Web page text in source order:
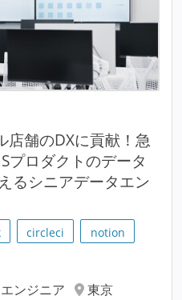
店舗のDXに貢献！急
プロダクトのデータ
るシニアデータエン
circleci
notion
ンジニア
東京